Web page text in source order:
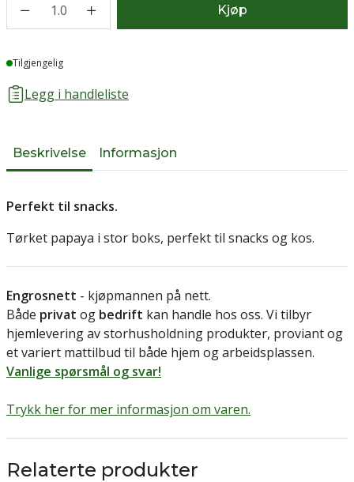
1.0 Kjøp
Lager
Tilgjengelig
Legg i handleliste
Beskrivelse Informasjon
Perfekt til snacks.
Tørket papaya i stor boks, perfekt til snacks og kos.
Engrosnett - kjøpmannen på nett.
Både privat og bedrift kan handle hos oss. Vi tilbyr
hjemlevering av storhusholdning produkter, proviant og
et variert mattilbud til både hjem og arbeidsplassen.
Vanlige spørsmål og svar!
Trykk her for mer informasjon om varen.
Relaterte produkter